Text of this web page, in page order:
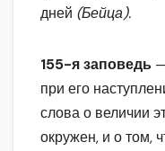
дней (Бейца).
155-я заповедь
при его
слова о величии
окружен, и о том,